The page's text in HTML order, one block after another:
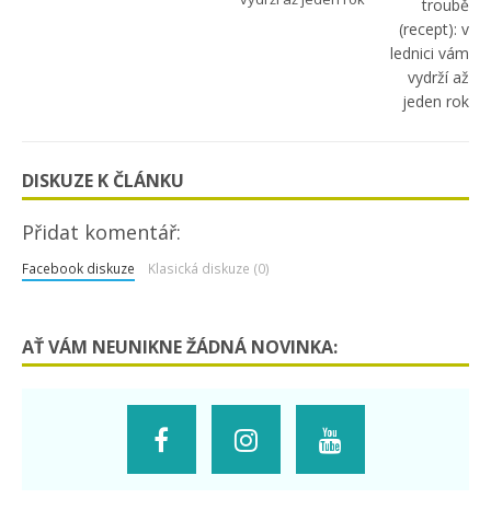
DISKUZE K ČLÁNKU
Přidat komentář:
Facebook diskuze Klasická diskuze (0)
AŤ VÁM NEUNIKNE ŽÁDNÁ NOVINKA: